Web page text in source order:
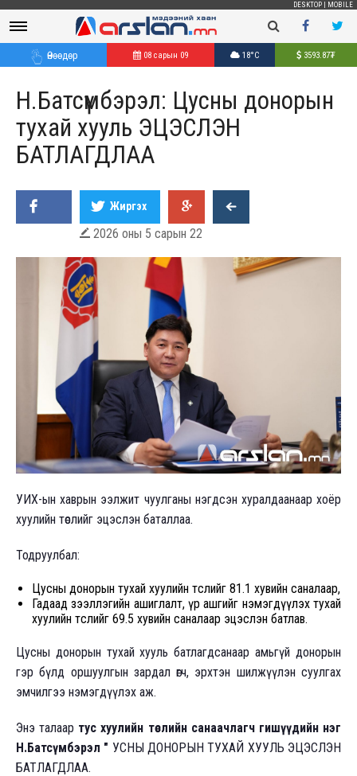
DESKTOP MOBILE
Өнөөдөр 08 сарын 09 18°C 3593.87₮
Н.Батсүмбэрэл: Цусны донорын
тухай хууль ЭЦЭСЛЭН
БАТЛАГДЛАА
Жиргэх
 2026 оны 5 сарын 22
УИХ-ын хаврын ээлжит чуулганы нэгдсэн хуралдаанаар хоёр
хуулийн төслийг эцэслэн баталлаа.
Тодруулбал:
Цусны донорын тухай хуулийн төслийг 81.1 хувийн саналаар,
Гадаад зээллэгийн ашиглалт, үр ашгийг нэмэгдүүлэх тухай
хуулийн төслийг 69.5 хувийн саналаар эцэслэн батлав.
Цусны донорын тухай хууль батлагдсанаар амьгүй донорын
гэр бүлд оршуулгын зардал өгч, эрхтэн шилжүүлэн суулгах
эмчилгээ нэмэгдүүлэх аж.
Энэ талаар тус хуулийн төслийн санаачлагч гишүүдийн нэг
Н.Батсүмбэрэл " УСНЫ ДОНОРЫН ТУХАЙ ХУУЛЬ ЭЦЭСЛЭН
БАТЛАГДЛАА.